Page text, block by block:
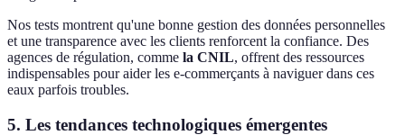
Nos tests montrent qu'une bonne gestion des données personnelles
et une transparence avec les clients renforcent la confiance. Des
agences de régulation, comme la CNIL, offrent des ressources
indispensables pour aider les e-commerçants à naviguer dans ces
eaux parfois troubles.
5. Les tendances technologiques émergentes